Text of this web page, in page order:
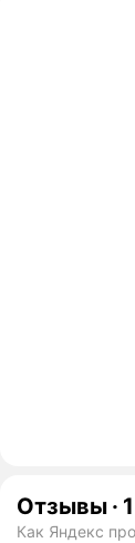
Отзывы · 1
Как Яндекс